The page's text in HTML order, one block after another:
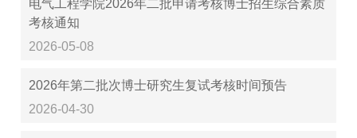
电气工程学院2026年二批申请考核博士招生综合素质
考核通知
2026-05-08
2026年第二批次博士研究生复试考核时间预告
2026-04-30